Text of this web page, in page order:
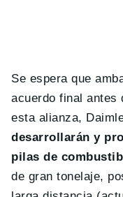
Se espera que
acuerdo final antes
esta alianza,
desarrollarán y
pilas de
de gran tonelaje,